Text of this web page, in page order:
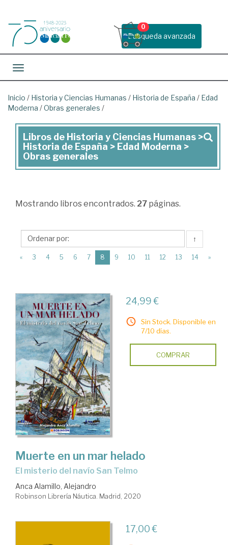
Busqueda avanzada
0
Toggle navigation
Inicio / Historia y Ciencias Humanas / Historia de España / Edad
Moderna /Obras generales /
Libros
de
Historia
Ciencias
>
Historia
>
Edad
Moderna
>
Obras
generales
Libros de Historia y Ciencias Humanas >
Historia de España > Edad Moderna >
Obras generales
Mostrando libros encontrados. 27 páginas.
↑
« 3 4 5 6 7 8 (current)
9 10 11 12 13 14 »
24,99 €
Sin Stock. Disponible en
7/10 días.
COMPRAR
Muerte en un mar helado
El misterio del navío San Telmo
Anca Alamillo, Alejandro
Robinson Librería Náutica. Madrid, 2020
17,00 €